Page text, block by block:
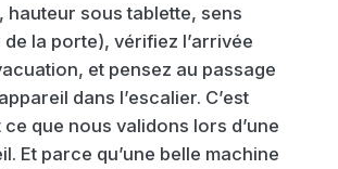
hauteur sous tablette, sens
de la porte), vérifiez l’arrivée
et pensez au passage
dans l’escalier. C’est
que nous validons lors d’une
Et parce qu’une belle machine